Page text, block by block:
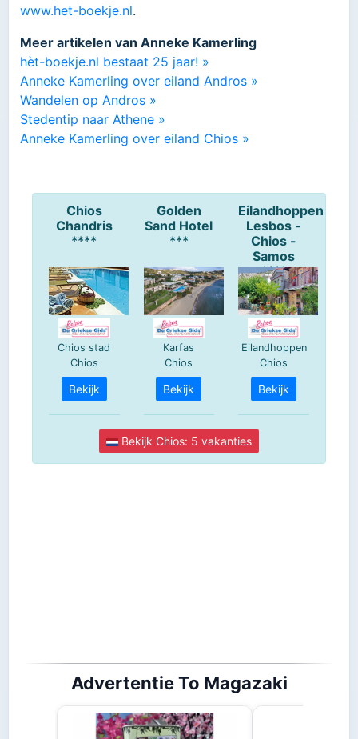
www.het-boekje.nl.
Meer artikelen van Anneke Kamerling
hèt-boekje.nl bestaat 25 jaar! »
Anneke Kamerling over eiland Andros »
Wandelen op Andros »
Stedentip naar Athene »
Anneke Kamerling over eiland Chios »
Advertentie To Magazaki